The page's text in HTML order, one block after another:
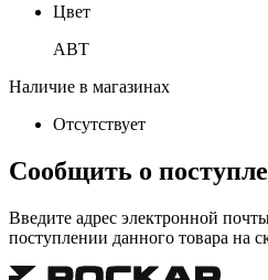
Цвет
ABT
Наличие в магазинах
Отсутствует
Сообщить о
Введите адрес электронной
поступлении данного товара на